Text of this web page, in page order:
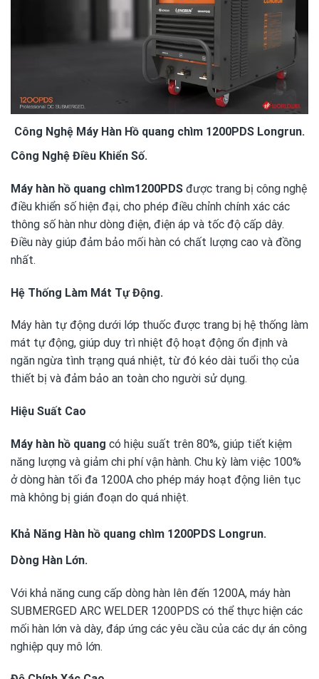
Công Nghệ Máy Hàn Hồ quang chìm 1200PDS Longrun.
Công Nghệ Điều Khiển Số.
Máy hàn hồ quang chìm1200PDS được trang bị công nghệ
điều khiển số hiện đại, cho phép điều chỉnh chính xác các
thông số hàn như dòng điện, điện áp và tốc độ cấp dây.
Điều này giúp đảm bảo mối hàn có chất lượng cao và đồng
nhất.
Hệ Thống Làm Mát Tự Động.
Máy hàn tự động dưới lớp thuốc được trang bị hệ thống làm
mát tự động, giúp duy trì nhiệt độ hoạt động ổn định và
ngăn ngừa tình trạng quá nhiệt, từ đó kéo dài tuổi thọ của
thiết bị và đảm bảo an toàn cho người sử dụng.
Hiệu Suất Cao
Máy hàn hồ quang có hiệu suất trên 80%, giúp tiết kiệm
năng lượng và giảm chi phí vận hành. Chu kỳ làm việc 100%
ở dòng hàn tối đa 1200A cho phép máy hoạt động liên tục
mà không bị gián đoạn do quá nhiệt.
Khả Năng Hàn hồ quang chìm 1200PDS Longrun.
Dòng Hàn Lớn.
Với khả năng cung cấp dòng hàn lên đến 1200A, máy hàn
SUBMERGED ARC WELDER 1200PDS có thể thực hiện các
mối hàn lớn và dày, đáp ứng các yêu cầu của các dự án công
nghiệp quy mô lớn.